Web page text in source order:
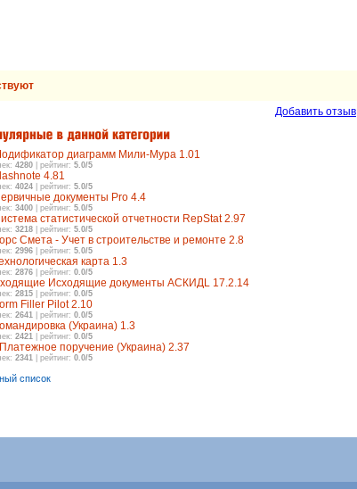
Добавить отзыв
диаграмм Мили-Мура 1.01
4280 | рейтинг: 5.0/5
4.81
4024 | рейтинг: 5.0/5
документы Pro 4.4
3400 | рейтинг: 5.0/5
статистической отчетности RepStat 2.97
3218 | рейтинг: 5.0/5
Смета - Учет в строительстве и ремонте 2.8
2996 | рейтинг: 5.0/5
карта 1.3
2876 | рейтинг: 0.0/5
Исходящие документы АСКИДL 17.2.14
2815 | рейтинг: 0.0/5
Filler Pilot 2.10
2641 | рейтинг: 0.0/5
(Украина) 1.3
2421 | рейтинг: 0.0/5
Платежное поручение (Украина) 2.37
2341 | рейтинг: 0.0/5
список